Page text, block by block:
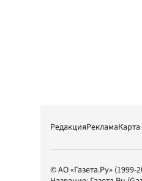
РедакцияРекламаКарта
© АО «Газета.Ру» (1999-